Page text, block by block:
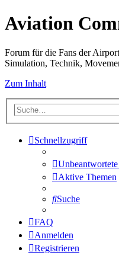
Aviation
Forum für die Fans der
Simulation, Technik,
Zum Inhalt
Schnellzugriff
Aktive Themen
Suche
FAQ
Anmelden
Registrieren